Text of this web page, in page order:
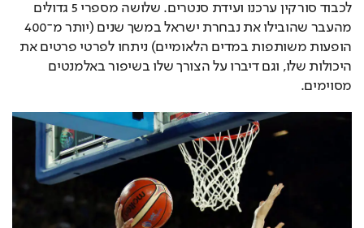
לכבוד סורקין ערכנו ועידת סנטרים. שלושה מספרי 5 גדולים
מהעבר שהובילו את נבחרת ישראל במשך שנים (יותר מ־400
הופעות משותפות במדים הלאומיים) ניתחו לפרטי פרטים את
היכולות שלו, וגם דיברו על הצורך שלו בשיפור באלמנטים
מסוימים.